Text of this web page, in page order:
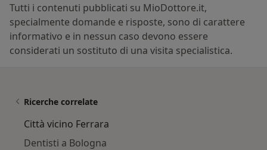
Tutti i contenuti pubblicati su MioDottore.it,
specialmente domande e risposte, sono di carattere
informativo e in nessun caso devono essere
considerati un sostituto di una visita specialistica.
Ricerche correlate
Città vicino Ferrara
Dentisti a Bologna